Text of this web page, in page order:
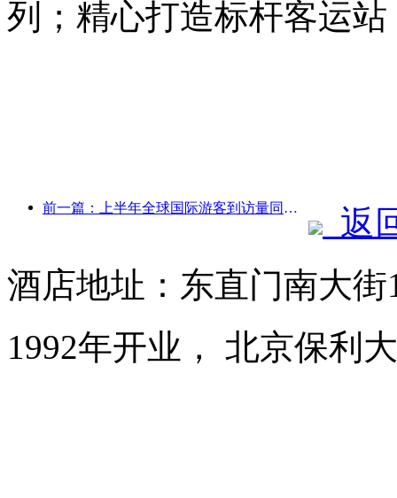
列；精心打造标杆客运
前一篇：上半年全球国际游客到访量同比增长5%
返
酒店地址：东直门南大
1992年开业， 北京保